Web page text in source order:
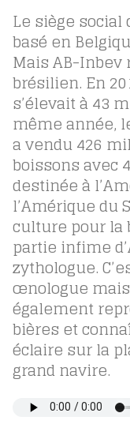
Le siège
basé en
Mais AB-
brésilien. En
s’élevait à 43
même année,
a vendu 426
boissons avec
destinée à
l’Amérique du
culture pour la
partie infime
zythologue.
œnologue
également
bières et
éclaire sur la
grand navire.